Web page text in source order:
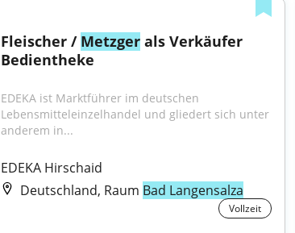
Fleischer / Metzger als Verkäufer
Bedientheke
EDEKA ist Marktführer im deutschen
Lebensmitteleinzelhandel und gliedert sich unter
anderem in...
EDEKA Hirschaid
Deutschland, Raum Bad Langensalza
Vollzeit